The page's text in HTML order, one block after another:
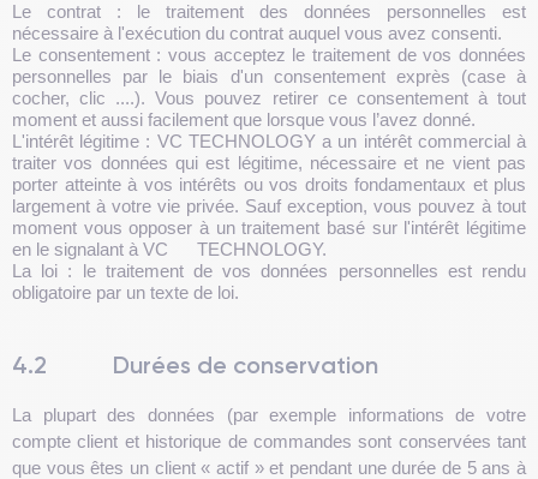
Le contrat : le traitement des données personnelles est
nécessaire à l'exécution du contrat auquel vous avez consenti.
Le consentement : vous acceptez le traitement de vos données
personnelles par le biais d'un consentement exprès (case à
cocher, clic ....). Vous pouvez retirer ce consentement à tout
moment et aussi facilement que lorsque vous l’avez donné.
L'intérêt légitime : VC TECHNOLOGY a un intérêt commercial à
traiter vos données qui est légitime, nécessaire et ne vient pas
porter atteinte à vos intérêts ou vos droits fondamentaux et plus
largement à votre vie privée. Sauf exception, vous pouvez à tout
moment vous opposer à un traitement basé sur l'intérêt légitime
en le signalant à VC TECHNOLOGY.
La loi : le traitement de vos données personnelles est rendu
obligatoire par un texte de loi.
4.2 Durées de conservation
La plupart des données (par exemple informations de votre
compte client et historique de commandes sont conservées tant
que vous êtes un client « actif » et pendant une durée de 5 ans à